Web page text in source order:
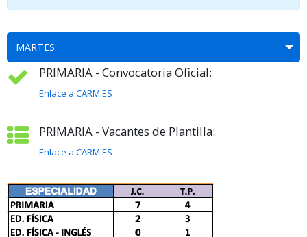
MARTES:
PRIMARIA - Convocatoria Oficial:
Enlace a CARM.ES
PRIMARIA - Vacantes de Plantilla:
Enlace a CARM.ES